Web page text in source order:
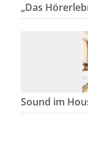
„Das
Sound im